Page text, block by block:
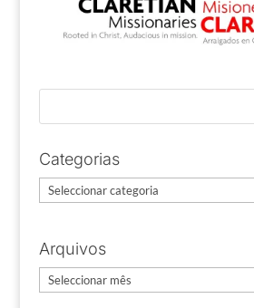
Categorias
Categorias
Arquivos
Arquivos